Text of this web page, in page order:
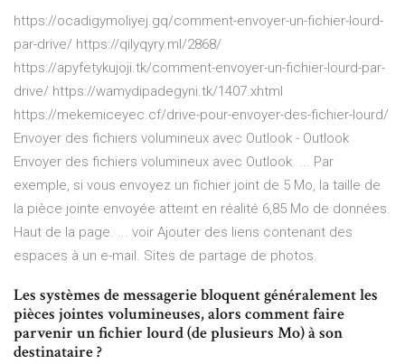
https://ocadigymoliyej.gq/comment-envoyer-un-fichier-lourd-
par-drive/ https://qilyqyry.ml/2868/
https://apyfetykujoji.tk/comment-envoyer-un-fichier-lourd-par-
drive/ https://wamydipadegyni.tk/1407.xhtml
https://mekemiceyec.cf/drive-pour-envoyer-des-fichier-lourd/
Envoyer des fichiers volumineux avec Outlook - Outlook
Envoyer des fichiers volumineux avec Outlook. ... Par
exemple, si vous envoyez un fichier joint de 5 Mo, la taille de
la pièce jointe envoyée atteint en réalité 6,85 Mo de données.
Haut de la page. ... voir Ajouter des liens contenant des
espaces à un e-mail. Sites de partage de photos.
Les systèmes de messagerie bloquent généralement les
pièces jointes volumineuses, alors comment faire
parvenir un fichier lourd (de plusieurs Mo) à son
destinataire ?